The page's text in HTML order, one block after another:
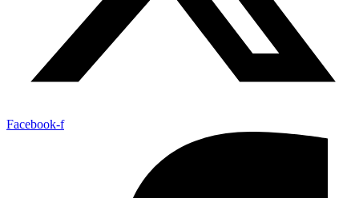
Facebook-f